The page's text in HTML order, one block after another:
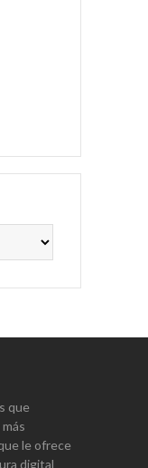
que
le ofrece
digital